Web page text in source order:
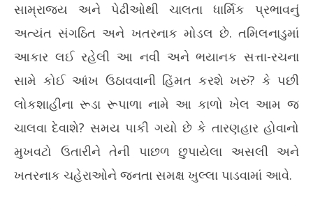
સામ્રાજ્ય અને પેઢીઓથી ચાલતા ધાર્મિક પ્રભાવનું
અત્યંત સંગઠિત અને ખતરનાક મોડલ છે. તમિલનાડુમાં
આકાર લઈ રહેલી આ નવી અને ભયાનક સત્તા-રચના
સામે કોઈ આંખ ઉઠાવવાની હિંમત કરશે ખરું? કે પછી
લોકશાહીના રૂડા રૂપાળા નામે આ કાળો ખેલ આમ જ
ચાલવા દેવાશે? સમય પાકી ગયો છે કે તારણહાર હોવાનો
મુખવટો ઉતારીને તેની પાછળ છુપાયેલા અસલી અને
ખતરનાક ચહેરાઓને જનતા સમક્ષ ખુલ્લા પાડવામાં આવે.​